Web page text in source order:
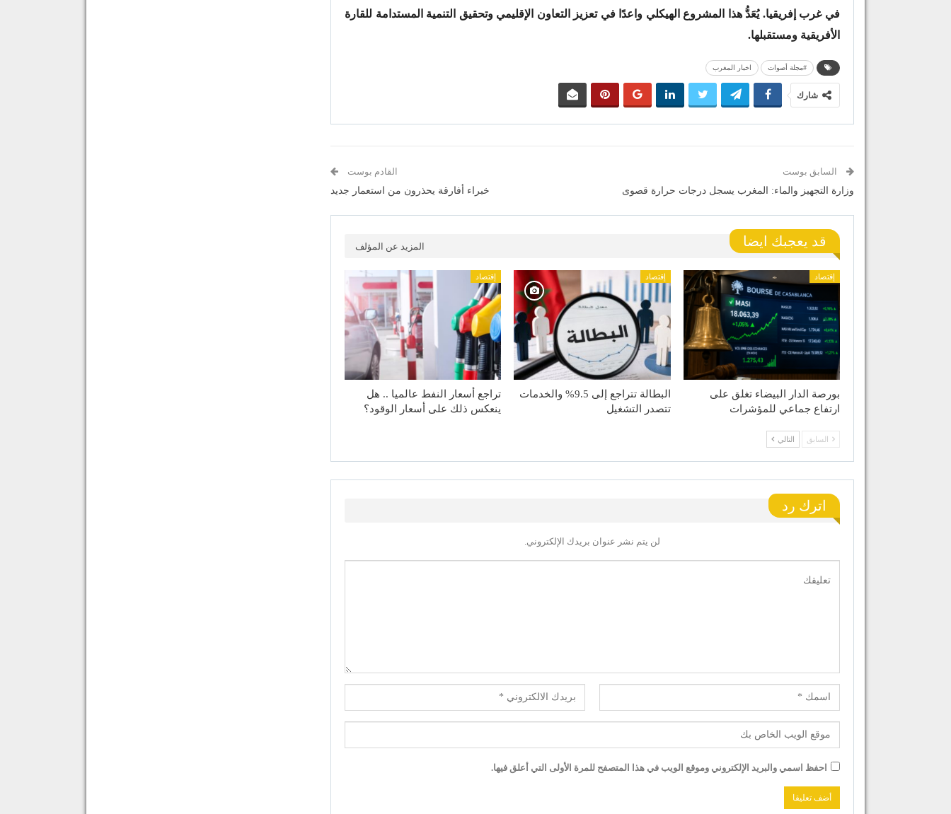
في غرب إفريقيا. يُعَدُّ هذا المشروع الهيكلي واعدًا في تعزيز التعاون الإقليمي وتحقيق التنمية المستدامة للقارة
الأفريقية ومستقبلها.
#مجلة أصوات اخبار المغرب
شارك
السابق بوست
وزارة التجهيز والماء: المغرب يسجل درجات حرارة قصوى
القادم بوست
خبراء أفارقة يحذرون من استعمار جديد
قد يعجبك ايضا المزيد عن المؤلف
إقتصاد
بورصة الدار البيضاء تغلق على
ارتفاع جماعي للمؤشرات
إقتصاد
البطالة تتراجع إلى 9.5% والخدمات
تتصدر التشغيل
إقتصاد
تراجع أسعار النفط عالميا .. هل
ينعكس ذلك على أسعار الوقود؟
السابق التالي
اترك رد
لن يتم نشر عنوان بريدك الإلكتروني.
احفظ اسمي والبريد الإلكتروني وموقع الويب في هذا المتصفح للمرة الأولى التي أعلق فيها.